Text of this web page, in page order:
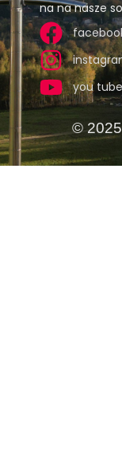
na na nasze
you tube
©